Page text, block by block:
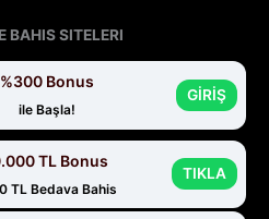
BAHIS SITELERI
%300 Bonus
ile Başla!
GİRİŞ
TL Bonus
TL Bedava Bahis
TIKLA